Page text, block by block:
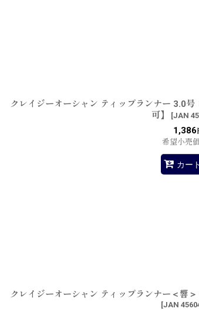
クレイジーオーシャン ティップランナー 3.0
可】
[JAN
1,386
希望小売
カー
クレイジーオーシャン ティップランナー＜響
[JAN